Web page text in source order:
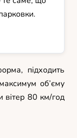
підходить
об’єму
вітер 80 км/год